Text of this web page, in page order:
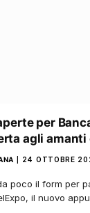
per
agli
24 OTTOBRE
poco il form per
il nuovo